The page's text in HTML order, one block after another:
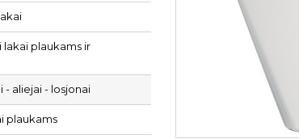
lakai plaukams ir
- aliejai - losjonai
plaukams